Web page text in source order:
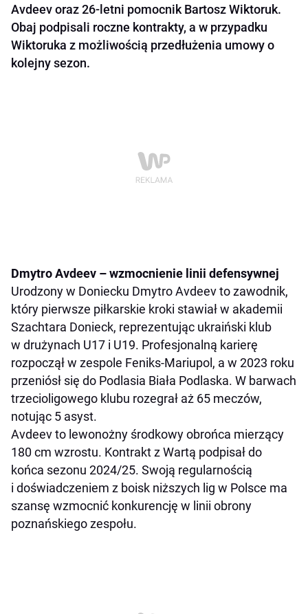
Avdeev oraz 26-letni pomocnik Bartosz Wiktoruk.
Obaj podpisali roczne kontrakty, a w przypadku
Wiktoruka z możliwością przedłużenia umowy o
kolejny sezon.
Dmytro Avdeev – wzmocnienie linii defensywnej
Urodzony w Doniecku Dmytro Avdeev to zawodnik,
który pierwsze piłkarskie kroki stawiał w akademii
Szachtara Donieck, reprezentując ukraiński klub
w drużynach U17 i U19. Profesjonalną karierę
rozpoczął w zespole Feniks-Mariupol, a w 2023 roku
przeniósł się do Podlasia Biała Podlaska. W barwach
trzecioligowego klubu rozegrał aż 65 meczów,
notując 5 asyst.
Avdeev to lewonożny środkowy obrońca mierzący
180 cm wzrostu. Kontrakt z Wartą podpisał do
końca sezonu 2024/25. Swoją regularnością
i doświadczeniem z boisk niższych lig w Polsce ma
szansę wzmocnić konkurencję w linii obrony
poznańskiego zespołu.